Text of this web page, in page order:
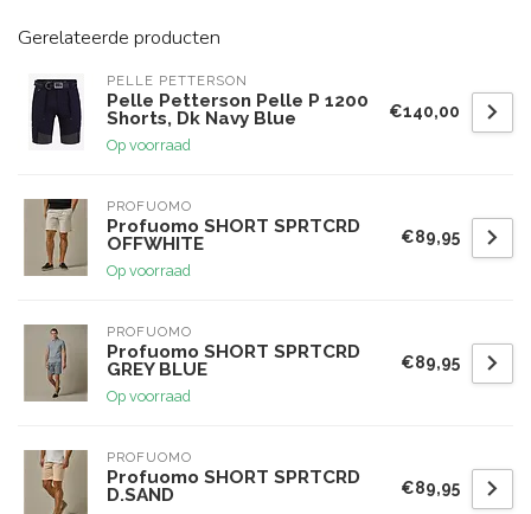
Gerelateerde producten
PELLE PETTERSON
Pelle Petterson Pelle P 1200
Shorts, Dk Navy Blue
Op voorraad
€140,00
PROFUOMO
Profuomo SHORT SPRTCRD
OFFWHITE
Op voorraad
€89,95
PROFUOMO
Profuomo SHORT SPRTCRD
GREY BLUE
Op voorraad
€89,95
PROFUOMO
Profuomo SHORT SPRTCRD
D.SAND
€89,95